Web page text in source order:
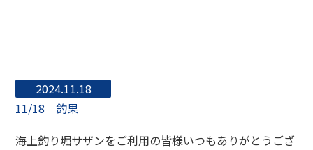
2024.11.18
11/18 釣果
海上釣り堀サザンをご利用の皆様いつもありがとうござ